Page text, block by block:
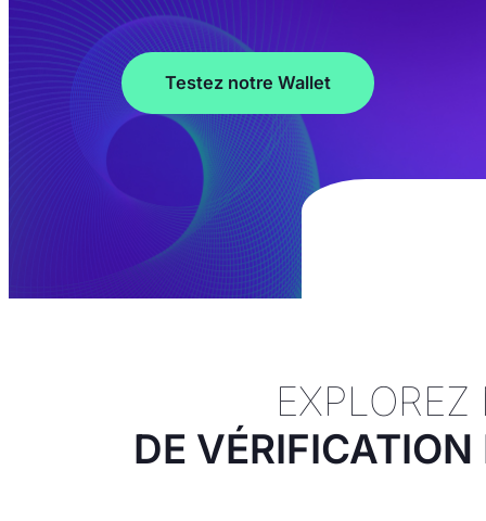
Testez notre Wallet
DE